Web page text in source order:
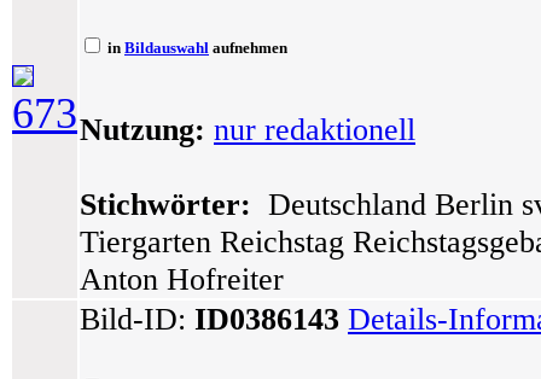
673
in Bildauswahl aufnehmen
Nutzung: nur redaktionell
Stichwörter: Deutschland Berlin
Tiergarten Reichstag
Anton Hofreiter
Bild-ID: ID0386143 Details-